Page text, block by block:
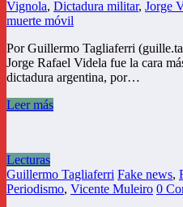
Vignola, Dictadura militar, Jorge
muerte móvil
Por Guillermo Tagliaferri
Jorge Rafael Videla fue la cara
dictadura argentina, por…
Leer más
Lecturas
Guillermo Tagliaferri Fake news,
Periodismo, Vicente Muleiro 0